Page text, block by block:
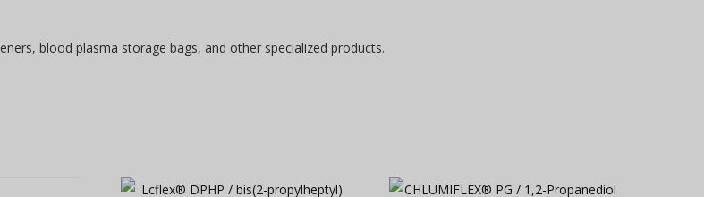
blood plasma storage bags, and other specialized products.